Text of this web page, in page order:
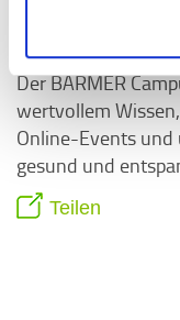
BARMER
Der BARMER
wertvollem
Online-Events und
gesund und
Teilen